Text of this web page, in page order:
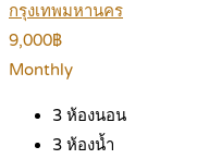
กรุงเทพมหานคร
9,000฿
Monthly
3 ห้องนอน
3 ห้องน้ำ